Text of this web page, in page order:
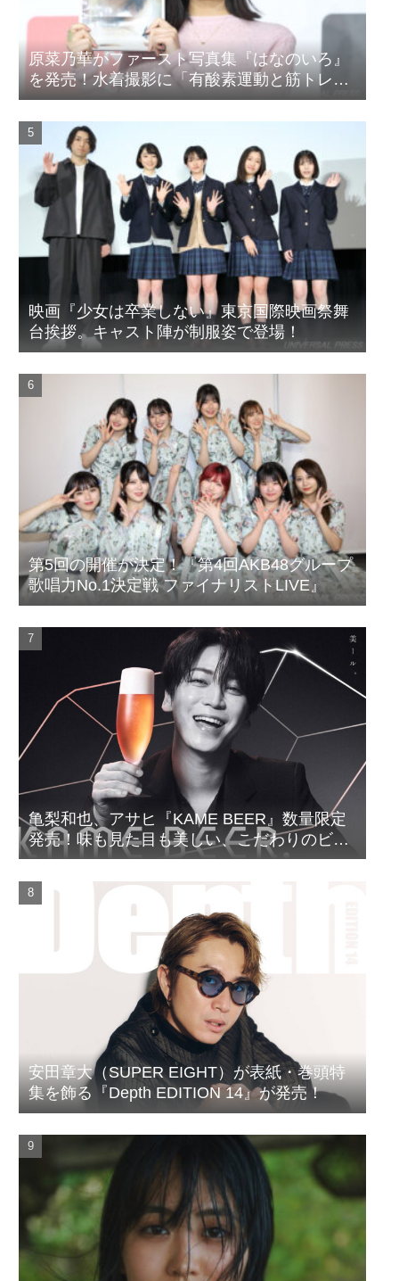
原菜乃華がファースト写真集『はなのいろ』
を発売！水着撮影に「有酸素運動と筋トレを
頑張りました」
映画『少女は卒業しない』東京国際映画祭舞
台挨拶。キャスト陣が制服姿で登場！
第5回の開催が決定！『第4回AKB48グループ
歌唱力No.1決定戦 ファイナリストLIVE』
亀梨和也、アサヒ『KAME BEER』数量限定
発売！味も見た目も美しい、こだわりのビー
ルがついに完成
安田章大（SUPER EIGHT）が表紙・巻頭特
集を飾る『Depth EDITION 14』が発売！